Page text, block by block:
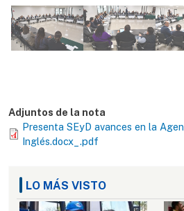
Adjuntos de la nota
Presenta SEyD avances en la
Inglés.docx_.pdf
LO MÁS VISTO